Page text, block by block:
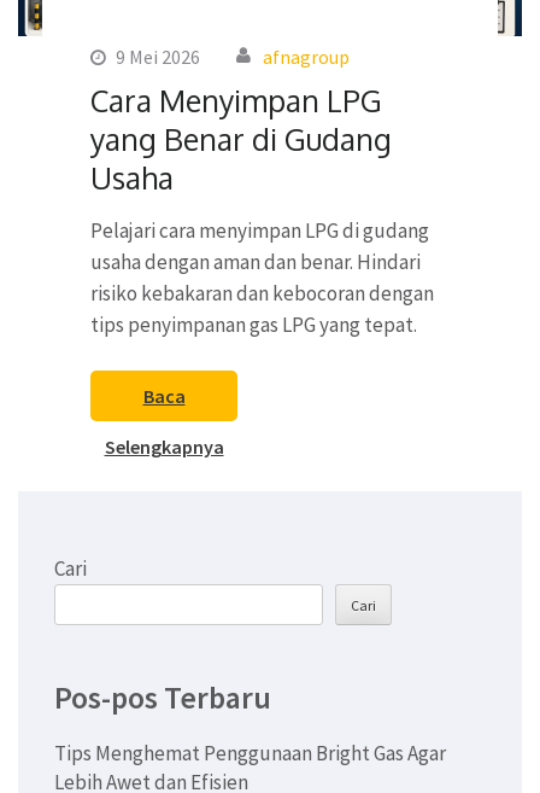
9 Mei 2026 afnagroup
Cara Menyimpan LPG
yang Benar di Gudang
Usaha
Pelajari cara menyimpan LPG di gudang
usaha dengan aman dan benar. Hindari
risiko kebakaran dan kebocoran dengan
tips penyimpanan gas LPG yang tepat.
Baca
Selengkapnya
Cari
Cari
Pos-pos Terbaru
Tips Menghemat Penggunaan Bright Gas Agar
Lebih Awet dan Efisien